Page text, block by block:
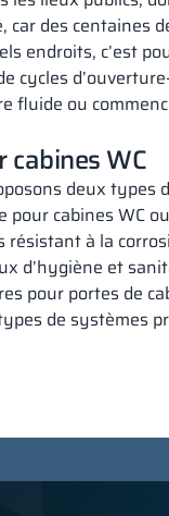
car des centaines
endroits, c’est
cycles
fluide ou
cabines WC
deux types
pour cabines WC
résistant à la
d’hygiène et
pour portes de
de systèmes